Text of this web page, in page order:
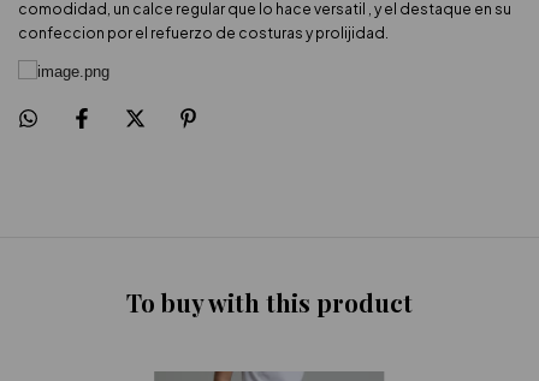
comodidad, un calce regular que lo hace versatil , y el destaque en su
confeccion por el refuerzo de costuras y prolijidad.
To buy with this product